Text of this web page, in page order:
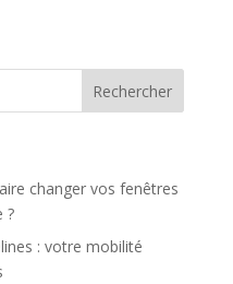
changer vos fenêtres
?
: votre mobilité